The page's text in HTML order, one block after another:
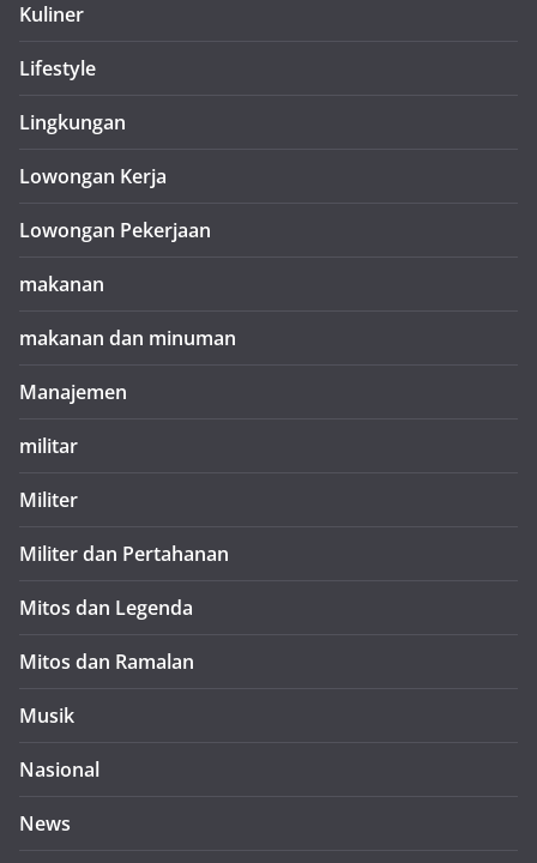
Kuliner
Lifestyle
Lingkungan
Lowongan Kerja
Lowongan Pekerjaan
makanan
makanan dan minuman
Manajemen
militar
Militer
Militer dan Pertahanan
Mitos dan Legenda
Mitos dan Ramalan
Musik
Nasional
News